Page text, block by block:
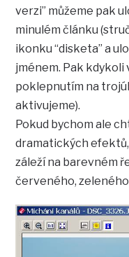
verzi” můžeme pak
minulém článku
ikonku “disketa” a
jménem. Pak kdykoli
poklepnutím na
aktivujeme).
Pokud bychom ale
dramatických
záleží na barevném
červeného,